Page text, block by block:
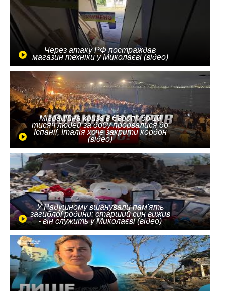
Через атаку РФ постраждав
магазин техніки у Миколаєві (відео)
Міграційна криза в Європі: до 10
тисяч людей за добу прорвалися до
Іспанії, Італія хоче закрити кордон
(відео)
У Радушному вшанували пам'ять
загиблої родини: старший син вижив
- він служить у Миколаєві (відео)